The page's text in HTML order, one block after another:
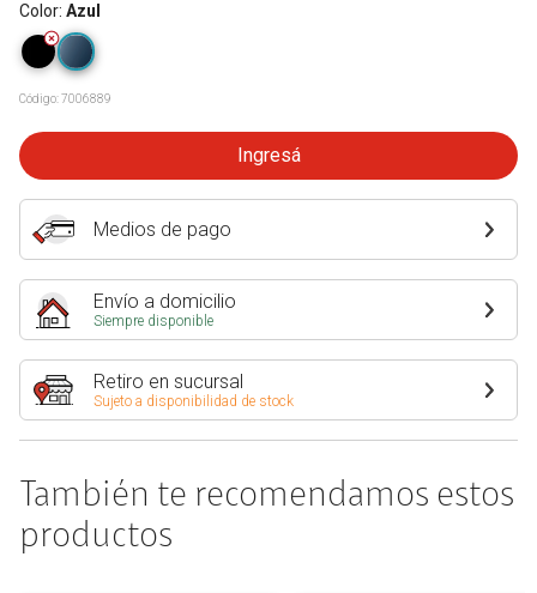
Color: Azul
Código:7006889
Ingresá
Medios de pago
Envío a domicilio
Siempre disponible
Retiro en sucursal
Sujeto a disponibilidad de stock
También te recomendamos estos
productos